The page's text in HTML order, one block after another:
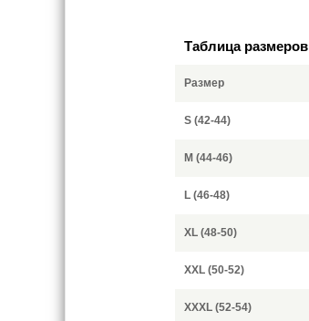
Таблица размеров
Размер
S (42-44)
M (44-46)
L (46-48)
XL (48-50)
XXL (50-52)
XXXL (52-54)